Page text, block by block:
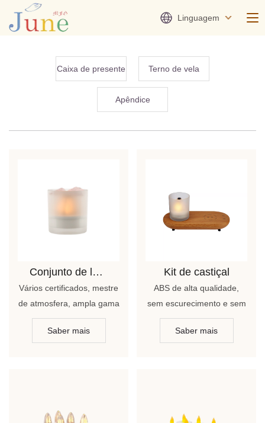
Linguagem
Caixa de presente Terno de vela
Apêndice
Conjunto de lâmpada aquecedora de velas/luz noturna/luz de velas LED
Vários certificados, mestre
de atmosfera, ampla gama
de aplicações, detecção
de gestos de
Saber mais
Kit de castiçal
ABS de alta qualidade,
sem escurecimento e sem
manchas, elegante e
bonito
Saber mais